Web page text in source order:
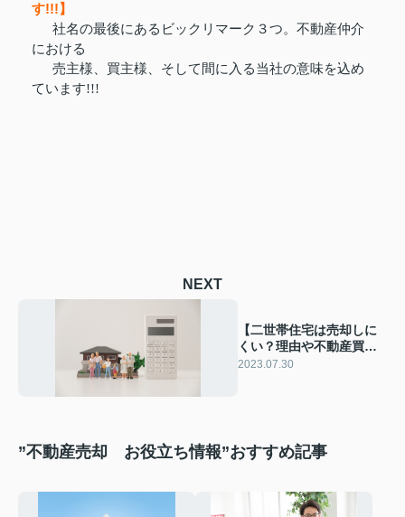
す!!!】
社名の最後にあるビックリマーク３つ。不動産仲介
における
売主様、買主様、そして間に入る当社の意味を込め
ています!!!
NEXT
【二世帯住宅は売却しに
くい？理由や不動産買取
での売却など解説】
2023.07.30
”不動産売却 お役立ち情報”おすすめ記事